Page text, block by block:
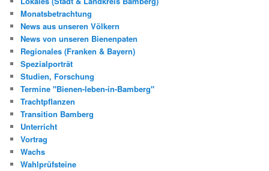
Monatsbetrachtung
News aus unseren Völkern
News von unseren Bienenpaten
Regionales (Franken & Bayern)
Spezialporträt
Studien, Forschung
Termine "Bienen-leben-in-Bamberg"
Trachtpflanzen
Transition Bamberg
Unterricht
Vortrag
Wachs
Wahlprüfsteine